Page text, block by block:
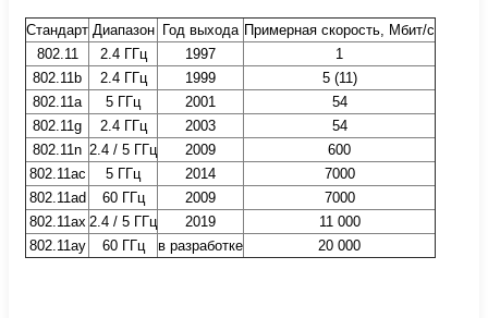
Стандарт Диапазон Год выхода Примерная скорость, Мбит/с
802.11
2.4 ГГц 1997
1
802.11b
2.4 ГГц 1999
5 (11)
802.11a
5 ГГц 2001
54
802.11g
2.4 ГГц 2003
54
802.11n 2.4 / 5 ГГц 2009
600
802.11ac
5 ГГц 2014
7000
802.11ad
60 ГГц 2009
7000
802.11ax 2.4 / 5 ГГц 2019
11 000
802.11ay
60 ГГц в разработке 20 000